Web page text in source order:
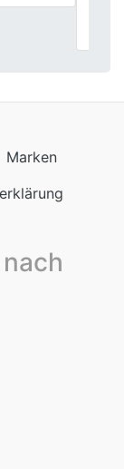
Marken